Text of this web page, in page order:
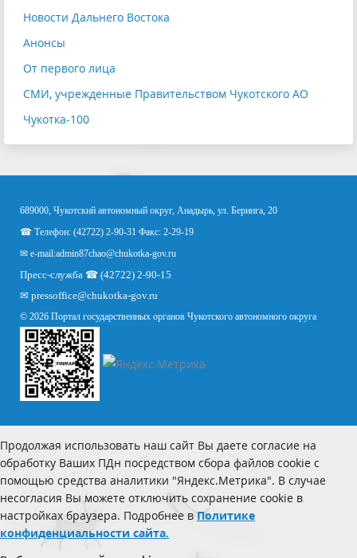
Новости Дальнего Востока
Анонсы
От первого лица
СМИ, учрежденные Правительством Чукотского АО
Чукотка-100
689000, Чукотский автономный округ, Анадырь, ул. Беринга, 20
☎ Телефон: (42722) 2-90-31 Факс: 2-29-19
✉ e-mail:admin87chao@chukotka-gov.ru
Пресс-служба ☎ (42722) 2-90-15
✉ pressoffice@chukotka-gov.ru
© 2026 Портал государственных органов Чукотского автономного округа
Продолжая использовать наш сайт Вы даете согласие на
обработку Ваших ПДн посредством сбора файлов cookie с
помощью средства аналитики "Яндекс.Метрика". В случае
несогласия Вы можете отключить сохранение cookie в
настройках браузера. Подробнее в Политике
конфиденциальности сайта.